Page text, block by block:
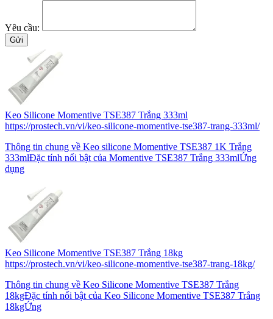
Yêu cầu:
Keo Silicone Momentive TSE387 Trắng 333ml
https://prostech.vn/vi/keo-silicone-momentive-tse387-trang-333ml/
Thông tin chung về Keo silicone Momentive TSE387 1K Trắng
333mlĐặc tính nổi bật của Momentive TSE387 Trắng 333mlỨng
dụng
Keo Silicone Momentive TSE387 Trắng 18kg
https://prostech.vn/vi/keo-silicone-momentive-tse387-trang-18kg/
Thông tin chung về Keo Silicone Momentive TSE387 Trắng
18kgĐặc tính nổi bật của Keo Silicone Momentive TSE387 Trắng
18kgỨng